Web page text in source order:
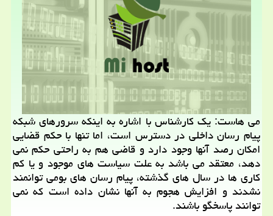
می هاست: یك كارشناس با اشاره به اینكه سرورهای شبكه
پیام رسان داخلی در دسترس است، اما تنها با حكم قضایی
امكان رصد آنها وجود دارد و قاضی هم به راحتی حكم نمی
دهد، معتقد می باشد به علت سیاست های موجود و یا كم
كاری ها در سال های گذشته، پیام رسان های بومی توانمند
نشدند و افزایش هجوم به آنها نشان داده است كه نمی
توانند پاسخگو باشند.